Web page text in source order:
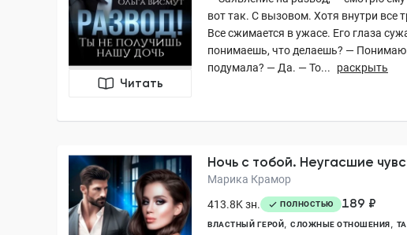
Читать
вот так. С вызовом. Хотя внутри все
Все сжимается в ужасе. Его глаза
понимаешь, что делаешь? —
подумала? — Да. — То...
раскрыть
Ночь с тобой. Неугасшие
Марика Крамор
413.8K зн.
ПОЛНОСТЬЮ 189 ₽
ВЛАСТНЫЙ ГЕРОЙ СЛОЖНЫЕ ОТНОШЕНИЯ